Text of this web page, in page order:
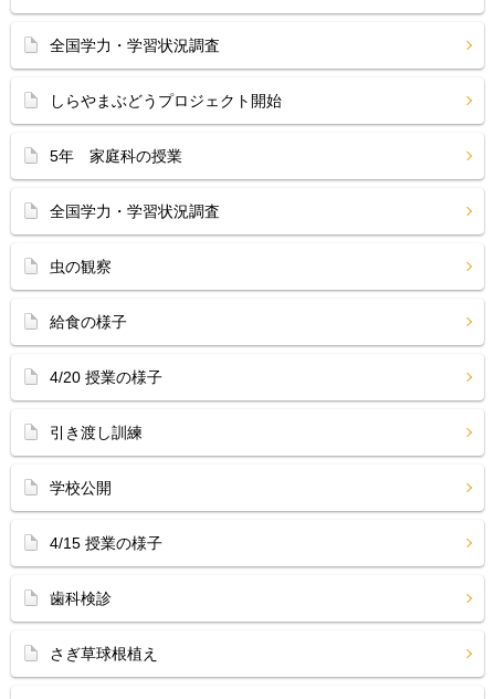
全国学力・学習状況調査
しらやまぶどうプロジェクト開始
5年 家庭科の授業
全国学力・学習状況調査
虫の観察
給食の様子
4/20 授業の様子
引き渡し訓練
学校公開
4/15 授業の様子
歯科検診
さぎ草球根植え